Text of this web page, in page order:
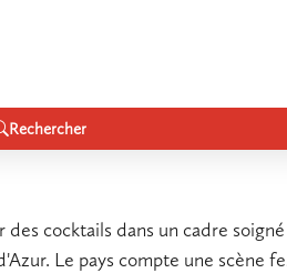
Rechercher
cocktails dans un cadre
Le pays compte une scène